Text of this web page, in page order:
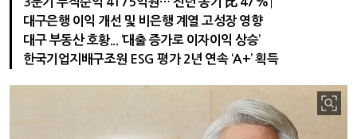
대구은행 이익 개선 및 비은행 계열 고성장 영향
대구 부동산 호황... ‘대출 증가로 이자이익 상승’
한국기업지배구조원 ESG 평가 2년 연속 ‘A+’ 획득